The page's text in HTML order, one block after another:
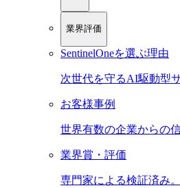
業界評価
SentinelOneを選ぶ理由
次世代を守るAI駆動型
お客様事例
世界有数の企業からの信
業界賞・評価
専門家による検証済み。